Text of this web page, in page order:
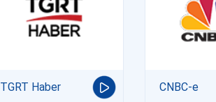
TGRT Haber CNBC-e